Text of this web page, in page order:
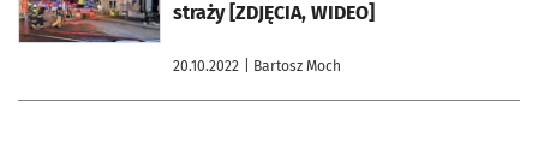
straży [ZDJĘCIA, WIDEO]
20.10.2022 | Bartosz Moch